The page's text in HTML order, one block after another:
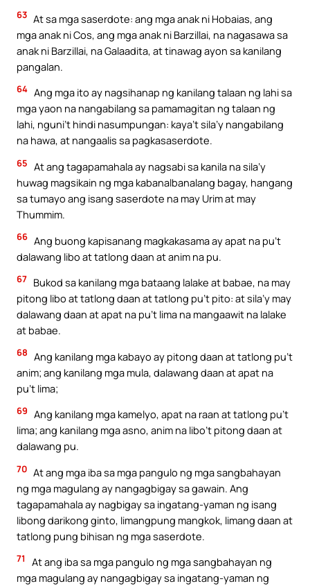
63 At sa mga saserdote: ang mga anak ni Hobaias, ang
mga anak ni Cos, ang mga anak ni Barzillai, na nagasawa sa
anak ni Barzillai, na Galaadita, at tinawag ayon sa kanilang
pangalan.
64 Ang mga ito ay nagsihanap ng kanilang talaan ng lahi sa
mga yaon na nangabilang sa pamamagitan ng talaan ng
lahi, nguni’t hindi nasumpungan: kaya’t sila’y nangabilang
na hawa, at nangaalis sa pagkasaserdote.
65 At ang tagapamahala ay nagsabi sa kanila na sila’y
huwag magsikain ng mga kabanalbanalang bagay, hangang
sa tumayo ang isang saserdote na may Urim at may
Thummim.
66 Ang buong kapisanang magkakasama ay apat na pu’t
dalawang libo at tatlong daan at anim na pu.
67 Bukod sa kanilang mga bataang lalake at babae, na may
pitong libo at tatlong daan at tatlong pu’t pito: at sila’y may
dalawang daan at apat na pu’t lima na mangaawit na lalake
at babae.
68 Ang kanilang mga kabayo ay pitong daan at tatlong pu’t
anim; ang kanilang mga mula, dalawang daan at apat na
pu’t lima;
69 Ang kanilang mga kamelyo, apat na raan at tatlong pu’t
lima; ang kanilang mga asno, anim na libo’t pitong daan at
dalawang pu.
70 At ang mga iba sa mga pangulo ng mga sangbahayan
ng mga magulang ay nangagbigay sa gawain. Ang
tagapamahala ay nagbigay sa ingatang-yaman ng isang
libong darikong ginto, limangpung mangkok, limang daan at
tatlong pung bihisan ng mga saserdote.
71
At ang iba sa mga pangulo ng mga sangbahayan ng
mga magulang ay nangagbigay sa ingatang-yaman ng